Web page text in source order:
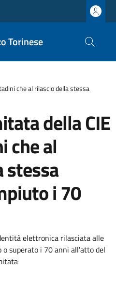
Torinese
che al rilascio della stessa
della CIE
che al
stessa
i 70
elettronica rilasciata alle
o superato i 70 anni all'atto del